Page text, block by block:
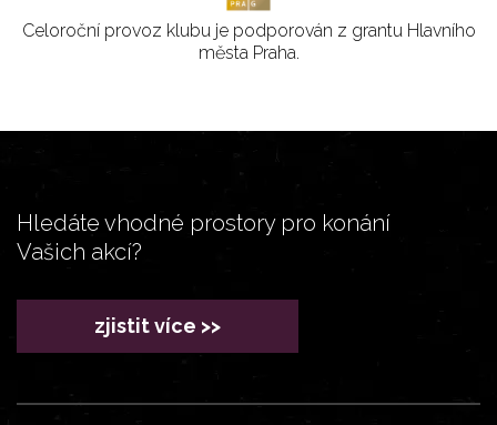
Celoroční provoz klubu je podporován z grantu Hlavního
města Praha.
Hledáte vhodné prostory pro konání
Vašich akcí?
zjistit více >>